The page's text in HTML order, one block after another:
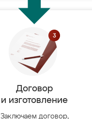
Договор
и изготовление
Заключаем договор,